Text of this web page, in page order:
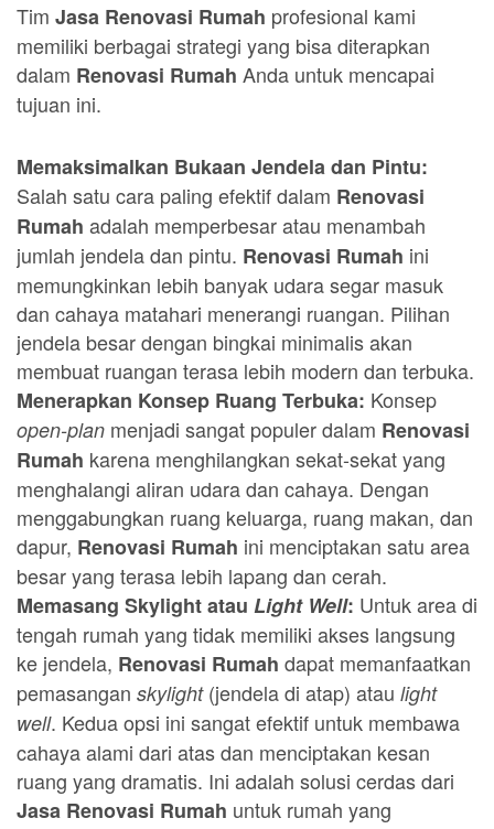
Tim Jasa Renovasi Rumah profesional kami
memiliki berbagai strategi yang bisa diterapkan
dalam Renovasi Rumah Anda untuk mencapai
tujuan ini.
Memaksimalkan Bukaan Jendela dan Pintu:
Salah satu cara paling efektif dalam Renovasi
Rumah adalah memperbesar atau menambah
jumlah jendela dan pintu. Renovasi Rumah ini
memungkinkan lebih banyak udara segar masuk
dan cahaya matahari menerangi ruangan. Pilihan
jendela besar dengan bingkai minimalis akan
membuat ruangan terasa lebih modern dan terbuka.
Menerapkan Konsep Ruang Terbuka: Konsep
open-plan menjadi sangat populer dalam Renovasi
Rumah karena menghilangkan sekat-sekat yang
menghalangi aliran udara dan cahaya. Dengan
menggabungkan ruang keluarga, ruang makan, dan
dapur, Renovasi Rumah ini menciptakan satu area
besar yang terasa lebih lapang dan cerah.
Memasang Skylight atau Light Well: Untuk area di
tengah rumah yang tidak memiliki akses langsung
ke jendela, Renovasi Rumah dapat memanfaatkan
pemasangan skylight(jendela di atap) atau light
well. Kedua opsi ini sangat efektif untuk membawa
cahaya alami dari atas dan menciptakan kesan
ruang yang dramatis. Ini adalah solusi cerdas dari
Jasa Renovasi Rumah untuk rumah yang